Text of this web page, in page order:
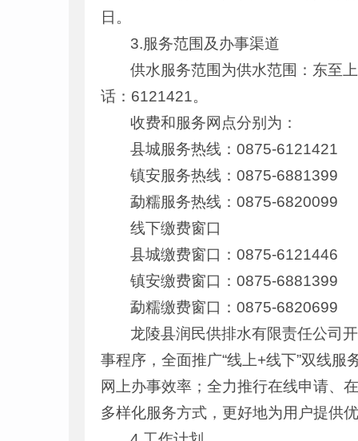
日。
3.服务范围及办事渠道
供水服务范围为供水范围：东至
话：6121421。
收费和服务网点分别为：
县城服务热线：0875-6121421
镇安服务热线：0875-6881399
勐糯服务热线：0875-6820099
线下缴费窗口
县城缴费窗口：0875-6121446
镇安缴费窗口：0875-6881399
勐糯缴费窗口：0875-6820699
龙陵县润民供排水有限责任公司
事程序，全面推广“线上+线下”双线
网上办事效率；全力推行在线申请、
多样化服务方式，更好地为用户提供